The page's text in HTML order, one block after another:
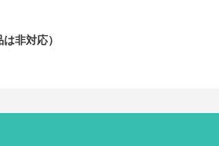
非対応）